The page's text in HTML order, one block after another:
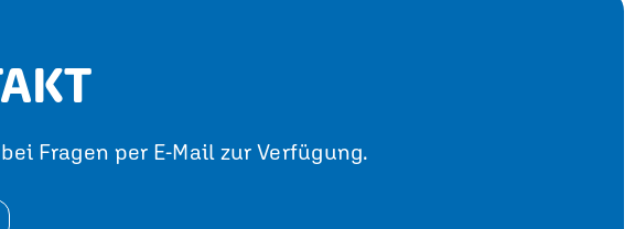
Fragen per E-Mail zur Verfügung.